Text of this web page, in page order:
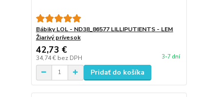
Bábiky LOL - ND38_86577 LILLIPUTIENTS - LEM
Žiarivý prívesok
42,73 €
34,74 € bez DPH 3-7 dní
Pridať do košíka